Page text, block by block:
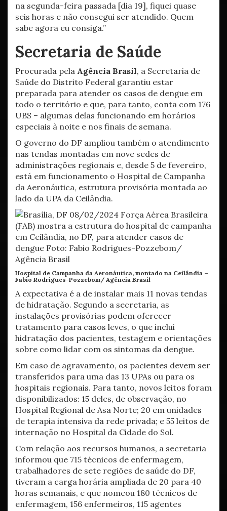
na segunda-feira passada [dia 19], fiquei quase
seis horas e não consegui ser atendido. Quem
sabe agora eu consiga.”
Secretaria de Saúde
Procurada pela Agência Brasil, a Secretaria de
Saúde do Distrito Federal garantiu estar
preparada para atender os casos de dengue em
todo o território e que, para tanto, conta com 176
UBS – algumas delas funcionando em horários
especiais à noite e nos finais de semana.
O governo do DF ampliou também o atendimento
nas tendas montadas em nove sedes de
administrações regionais e, desde 5 de fevereiro,
está em funcionamento o Hospital de Campanha
da Aeronáutica, estrutura provisória montada ao
lado da UPA da Ceilândia.
Hospital de Campanha da Aeronáutica, montado na Ceilândia –
Fabio Rodrigues-Pozzebom/ Agência Brasil
A expectativa é a de instalar mais 11 novas tendas
de hidratação. Segundo a secretaria, as
instalações provisórias podem oferecer
tratamento para casos leves, o que inclui
hidratação dos pacientes, testagem e orientações
sobre como lidar com os sintomas da dengue.
Em caso de agravamento, os pacientes devem ser
transferidos para uma das 13 UPAs ou para os
hospitais regionais. Para tanto, novos leitos foram
disponibilizados: 15 deles, de observação, no
Hospital Regional de Asa Norte; 20 em unidades
de terapia intensiva da rede privada; e 55 leitos de
internação no Hospital da Cidade do Sol.
Com relação aos recursos humanos, a secretaria
informou que 715 técnicos de enfermagem,
trabalhadores de sete regiões de saúde do DF,
tiveram a carga horária ampliada de 20 para 40
horas semanais, e que nomeou 180 técnicos de
enfermagem, 156 enfermeiros, 115 agentes